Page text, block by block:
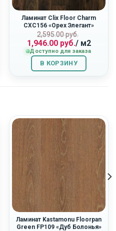
Ламинат Clix Floor Charm
CXC156 «Орех Элегант»
2,595.00руб.
цена
составляла
2,595.00
руб..
1,946.00руб.
Текущая
цена:
1,946.00
руб..
/ м2
Доступно для заказа
В КОРЗИНУ
Ламинат Kastamonu Floorpan
Green FP109 «Дуб Болонья»